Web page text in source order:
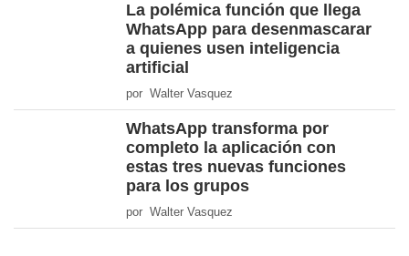
La polémica función que llega
WhatsApp para desenmascarar
a quienes usen inteligencia
artificial
por Walter Vasquez
WhatsApp transforma por
completo la aplicación con
estas tres nuevas funciones
para los grupos
por Walter Vasquez